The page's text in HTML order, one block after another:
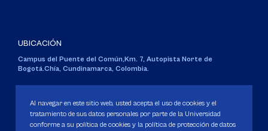
UBICACIÓN
Campus del Puente del Común,Km. 7, Autopista Norte de
Bogotá.Chía, Cundinamarca, Colombia.
Personería Jurídica:Resolución 130 del 14 de enero de 1980.
Ministerio de Educación Nacional.
Al navegar en este sitio web, usted acepta el uso de cookies y el
tratamiento de sus datos personales por parte de la Universidad
conforme a su política de cookies y la política de protección de datos